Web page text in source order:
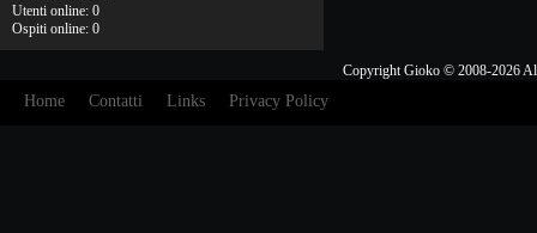
Utenti online: 0
Ospiti online: 0
Copyright Gioko © 2008-2026
Home Contatti Links Privacy Policy